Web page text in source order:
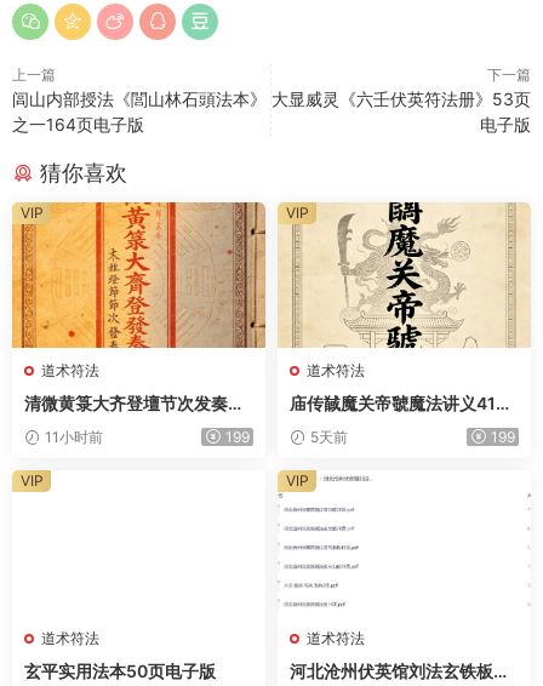
上一篇
闾山内部授法《閭山林石頭法本》
之一164页电子版
下一篇
大显威灵《六壬伏英符法册》53页
电子版
猜你喜欢
道术符法
清微黄箓大齐登壇节次发奏科
仪259页电子版
11小时前 199
VIP
道术符法
庙传馘魔关帝虢魔法讲义41页
电子版
5天前 199
VIP
道术符法
玄平实用法本50页电子版
VIP
道术符法
河北沧州伏英馆刘法玄铁板正
VIP